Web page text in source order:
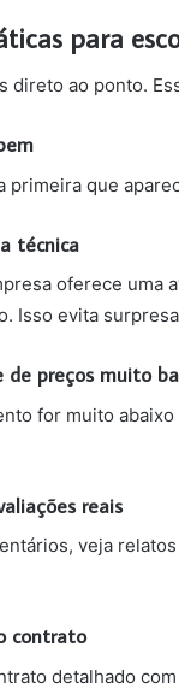
para
direto ao ponto.
primeira que
técnica
oferece uma
Isso evita
de preços muito
for muito abaixo
reais
veja
contrato
detalhado